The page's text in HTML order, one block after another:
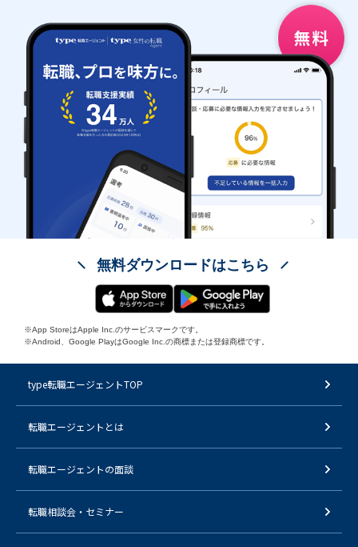
無料ダウンロードはこちら
※App StoreはApple Inc.のサービスマークです。
※Android、Google PlayはGoogle Inc.の商標または登録商標です。
type転職エージェントTOP
転職エージェントとは
転職エージェントの面談
転職相談会・セミナー